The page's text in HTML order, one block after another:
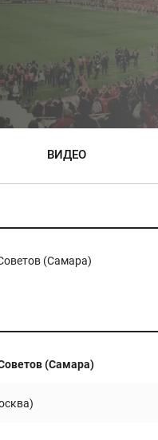
ВИДЕО
(Самара)
(Самара)